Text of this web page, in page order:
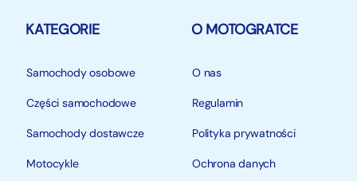
KATEGORIE
Samochody osobowe
Części samochodowe
Samochody dostawcze
Motocykle
O MOTOGRATCE
O nas
Regulamin
Polityka prywatności
Ochrona danych